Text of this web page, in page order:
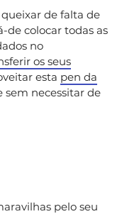
de falta de
de colocar todas as
no
os seus
esta pen da
sem necessitar de
pelo seu